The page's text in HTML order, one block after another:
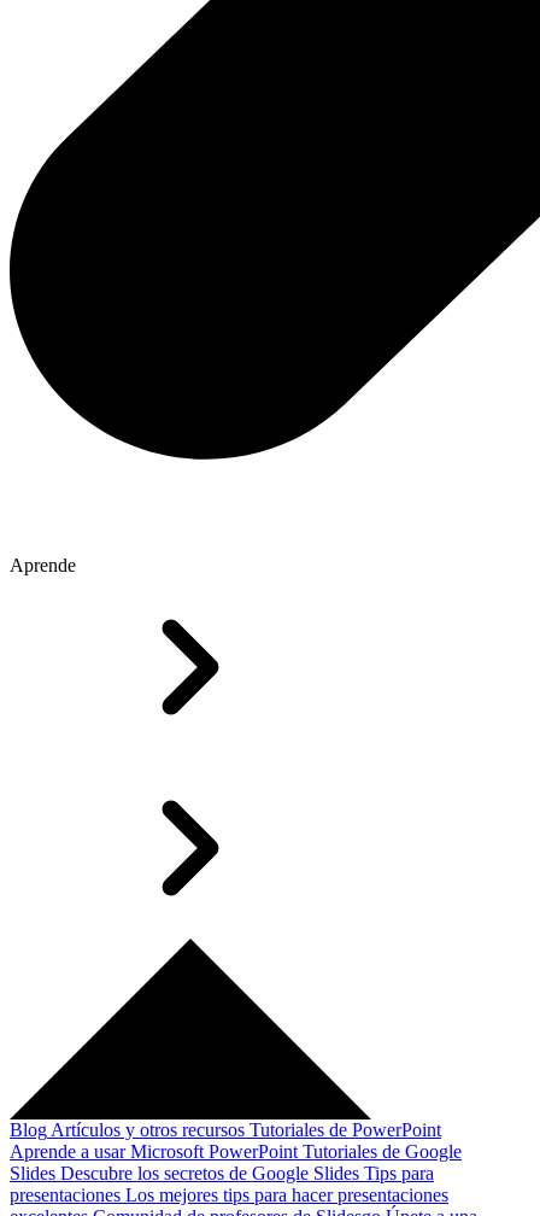
Aprende
Blog Artículos y otros recursos Tutoriales de PowerPoint
Aprende a usar Microsoft PowerPoint Tutoriales de Google
Slides Descubre los secretos de Google Slides Tips para
presentaciones Los mejores tips para hacer presentaciones